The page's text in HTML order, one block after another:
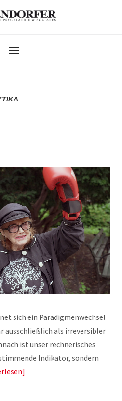
sich ein Paradigmenwechsel
ausschließlich als irreversibler
ist unser rechnerisches
Indikator, sondern